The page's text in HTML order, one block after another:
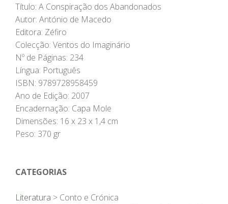
Título: A Conspiração dos Abandonados
Autor: António de Macedo
Editora: Zéfiro
Colecção: Ventos do Imaginário
Nº de Páginas: 234
Língua: Português
ISBN: 9789728958459
Ano de Edição: 2007
Encadernação: Capa Mole
Dimensões: 16 x 23 x 1,4 cm
Peso: 370 gr
CATEGORIAS
Literatura > Conto e Crónica